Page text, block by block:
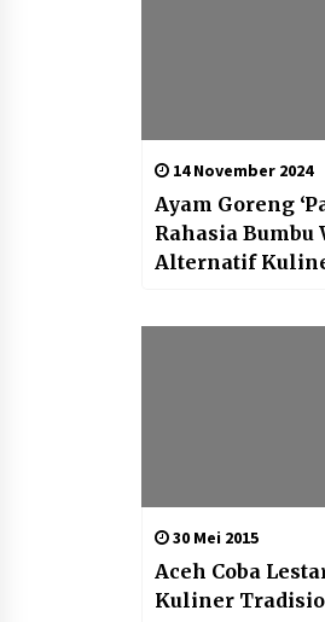
14 November 2024
Ayam Goreng
Rahasia Bumbu
Alternatif
30 Mei 2015
Aceh Coba
Kuliner